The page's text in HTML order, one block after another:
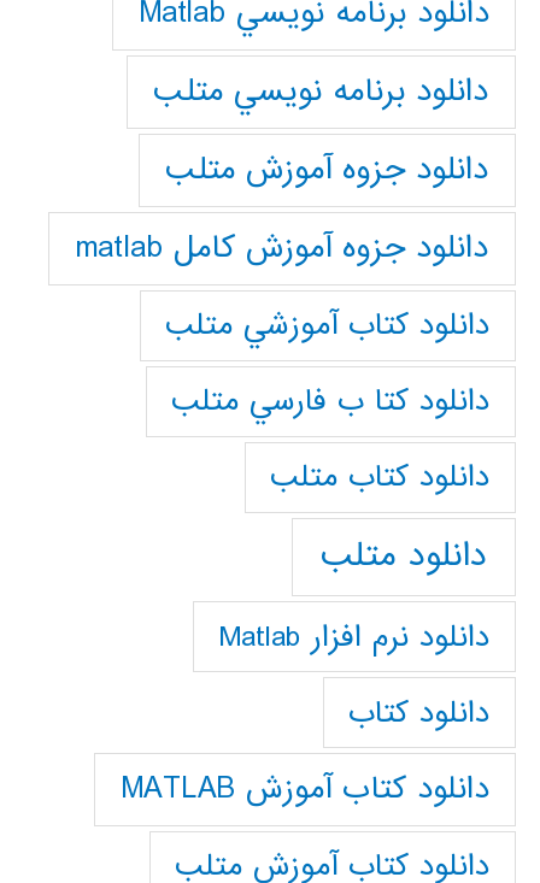
دانلود برنامه نويسي Matlab
دانلود برنامه نويسي متلب
دانلود جزوه آموزش متلب
دانلود جزوه آموزش کامل matlab
دانلود كتاب آموزشي متلب
دانلود كتا ب فارسي متلب
دانلود كتاب متلب
دانلود متلب
دانلود نرم افزار Matlab
دانلود کتاب
دانلود کتاب آموزش MATLAB
دانلود کتاب آموزش متلب